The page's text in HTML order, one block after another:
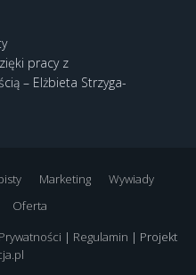
pracy z
– Elżbieta Strzyga-
Marketing
Wywiady
Oferta
| Regulamin | Projekt